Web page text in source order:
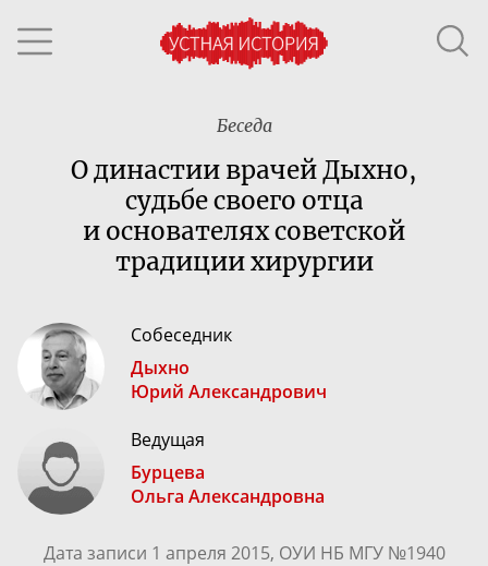
Беседа
О династии врачей Дыхно,
судьбе своего отца
и основателяхсоветской
традиции хирургии
Собеседник
Дыхно
Юрий Александрович
Ведущая
Бурцева
Ольга Александровна
Дата записи 1 апреля 2015, ОУИ НБ МГУ №1940